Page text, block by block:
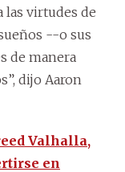
las virtudes de
--o sus
de manera
dijo Aaron
Valhalla,
en